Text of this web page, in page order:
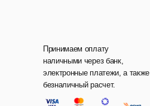
Принимаем оплату
наличными через банк,
электронные платежи, а также
безналичный расчет.